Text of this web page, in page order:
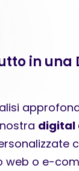
in una
digital
web o e-